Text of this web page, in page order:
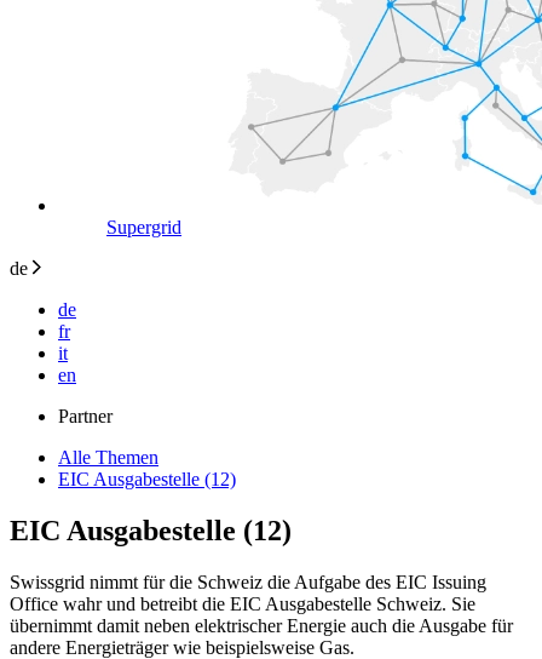
Supergrid
de
de
fr
it
en
Partner
Alle Themen
EIC Ausgabestelle (12)
EIC Ausgabestelle (12)
Swissgrid nimmt für die Schweiz die Aufgabe des EIC Issuing
Office wahr und betreibt die EIC Ausgabestelle Schweiz. Sie
übernimmt damit neben elektrischer Energie auch die Ausgabe für
andere Energieträger wie beispielsweise Gas.